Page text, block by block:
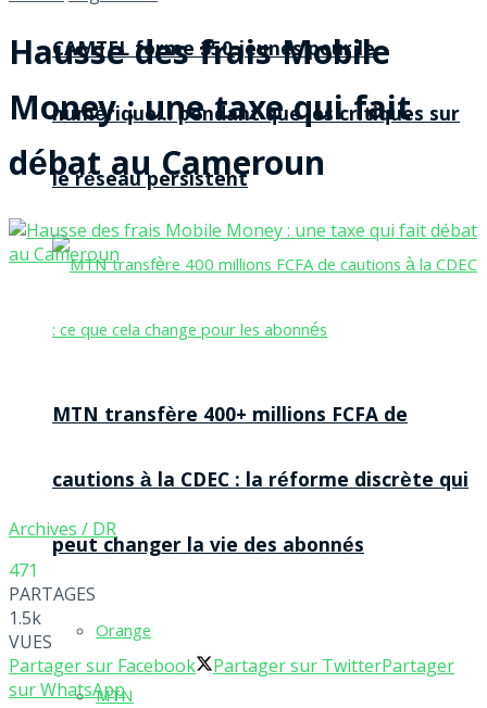
CAMTEL forme 350 jeunes pour le
numérique… pendant que les critiques sur
le réseau persistent
MTN transfère 400+ millions FCFA de
cautions à la CDEC : la réforme discrète qui
peut changer la vie des abonnés
Orange
MTN
Hausse des frais Mobile
Money : une taxe qui fait
débat au Cameroun
Archives / DR
471
PARTAGES
1.5k
VUES
Partager sur Facebook
Partager sur TwitterPartager
sur WhatsApp